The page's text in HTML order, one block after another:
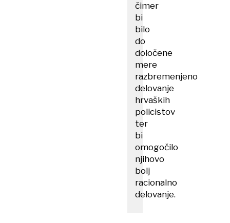
čimer
bi
bilo
do
določene
mere
razbremenjeno
delovanje
hrvaških
policistov
ter
bi
omogočilo
njihovo
bolj
racionalno
delovanje.